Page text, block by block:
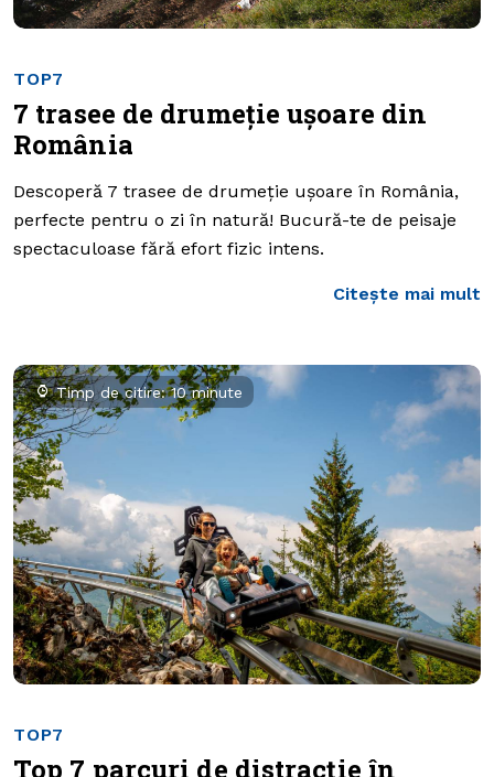
TOP7
7 trasee de drumeție ușoare din
România
Descoperă 7 trasee de drumeție ușoare în România,
perfecte pentru o zi în natură! Bucură-te de peisaje
spectaculoase fără efort fizic intens.
Citește mai mult
Timp de citire: 10 minute
TOP7
Top 7 parcuri de distracție în